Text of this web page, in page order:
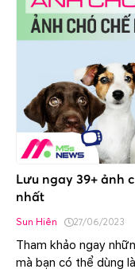
Lưu ngay 39+ ảnh
nhất
Sun Hiên 27/06/2023
Tham khảo ngay
mà bạn có thể dùng